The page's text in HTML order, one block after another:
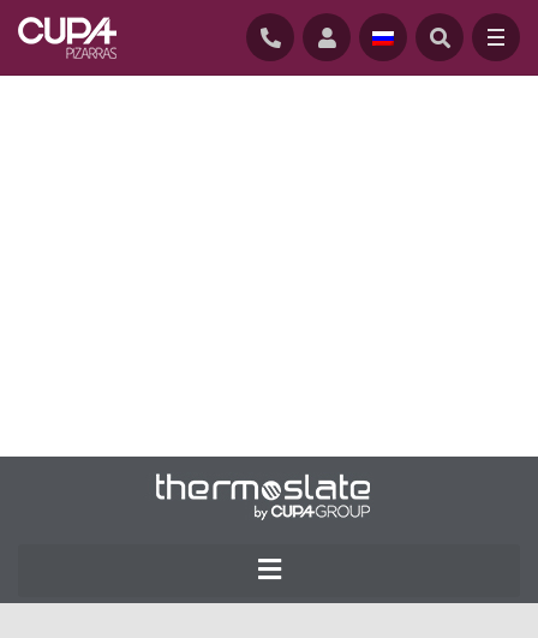
THERMOSLATE позволяет эффективно
использовать возобновляемые